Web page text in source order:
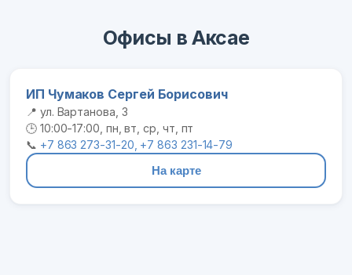
Офисы в Аксае
ИП Чумаков Сергей Борисович
📍 ул. Вартанова, 3
🕒 10:00-17:00, пн, вт, ср, чт, пт
📞 +7 863 273-31-20, +7 863 231-14-79
На карте